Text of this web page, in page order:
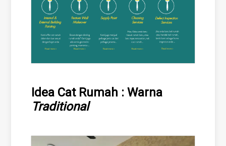
Idea Cat Rumah : Warna
Traditional